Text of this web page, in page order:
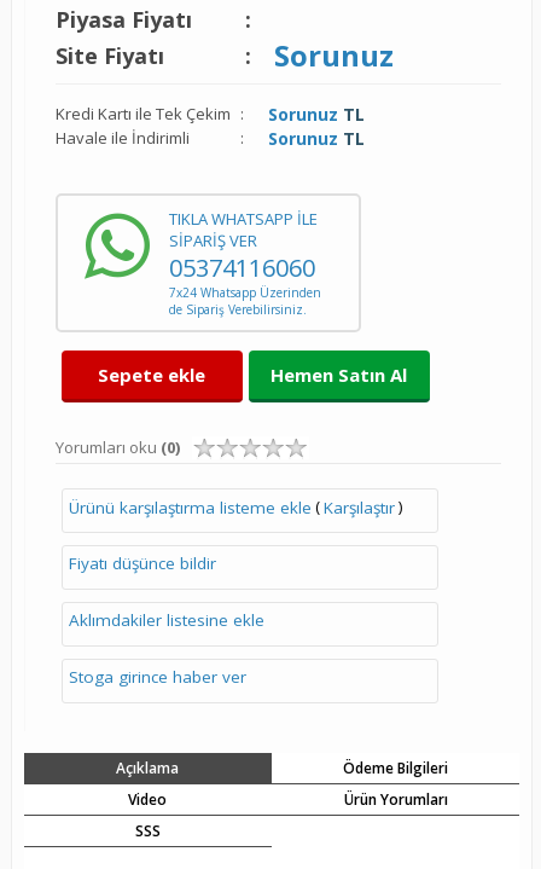
Piyasa Fiyatı
:
Site Fiyatı
: Sorunuz
Kredi Kartı ile Tek Çekim : Sorunuz TL
Havale ile İndirimli : Sorunuz TL
TIKLA WHATSAPP İLE
SİPARİŞ VER
05374116060
7x24 Whatsapp Üzerinden
de Sipariş Verebilirsiniz.
Sepete ekle Hemen Satın Al
Yorumları oku (0)
Ürünü karşılaştırma listeme ekle (Karşılaştır)
Fiyatı düşünce bildir
Aklımdakiler listesine ekle
Stoga girince haber ver
Açıklama
Ödeme Bilgileri
Video
Ürün Yorumları
SSS